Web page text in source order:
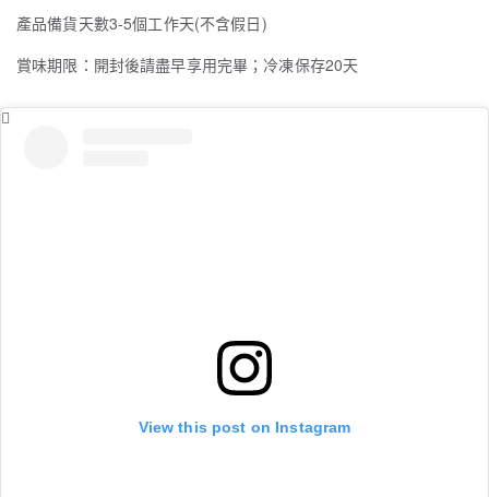
產品備貨天數3-5個工作天(不含假日)
賞味期限：開封後請盡早享用完畢；冷凍保存20天
View this post on Instagram